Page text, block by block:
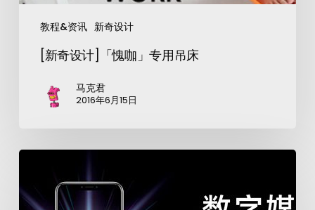
教程&资讯 新奇设计
[新奇设计]「愧咖」专用吊床
马克君
2016年6月15日